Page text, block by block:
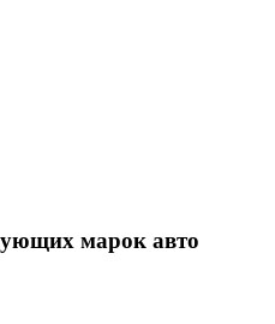
марок авто